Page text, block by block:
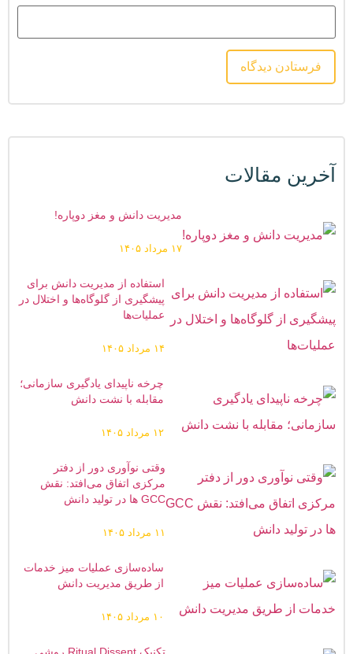
آخرین مقالات
مدیریت دانش و مغز دوپاره!
۱۷ مرداد ۱۴۰۵
استفاده از مدیریت دانش برای
پیشگیری از گلوگاه‌ها و اختلال در
عملیات‌ها
۱۴ مرداد ۱۴۰۵
چرخه ناپیدای یادگیری سازمانی؛
مقابله با نشت دانش
۱۲ مرداد ۱۴۰۵
وقتی نوآوری دور از دفتر
مرکزی اتفاق می‌افتد: نقش
GCC ها در تولید دانش
۱۱ مرداد ۱۴۰۵
ساده‌سازی عملیات میز خدمات
از طریق مدیریت ‌دانش
۱۰ مرداد ۱۴۰۵